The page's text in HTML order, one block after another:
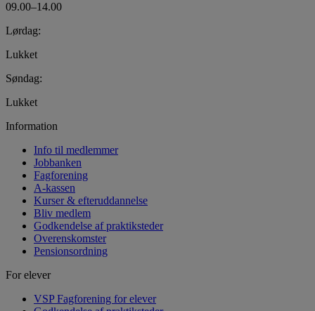
09.00–14.00
Lørdag:
Lukket
Søndag:
Lukket
Information
Info til medlemmer
Jobbanken
Fagforening
A-kassen
Kurser & efteruddannelse
Bliv medlem
Godkendelse af praktiksteder
Overenskomster
Pensionsordning
For elever
VSP Fagforening for elever